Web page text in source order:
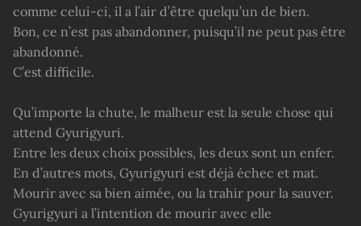
comme celui-ci, il a l’air d’être quelqu’un de bien.
Bon, ce n’est pas abandonner, puisqu’il ne peut pas être
abandonné.
C’est difficile.
Qu’importe la chute, le malheur est la seule chose qui
attend Gyurigyuri.
Entre les deux choix possibles, les deux sont un enfer.
En d’autres mots, Gyurigyuri est déjà échec et mat.
Mourir avec sa bien aimée, ou la trahir pour la sauver.
Gyurigyuri a l’intention de mourir avec elle